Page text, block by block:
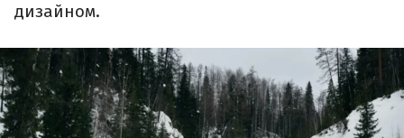
дизайном.